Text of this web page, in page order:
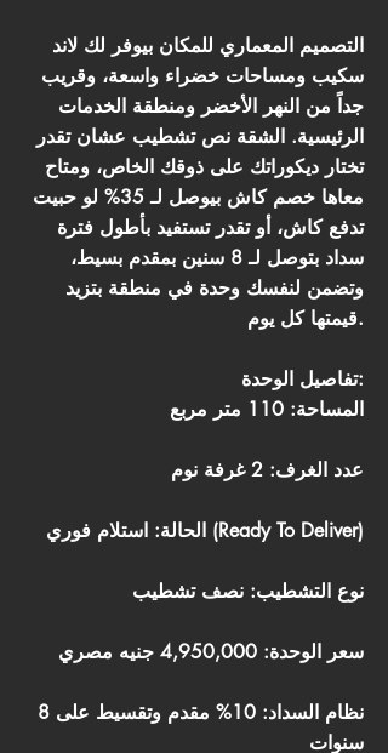
التصميم المعماري للمكان بيوفر لك لاند
سكيب ومساحات خضراء واسعة، وقريب
جداً من النهر الأخضر ومنطقة الخدمات
الرئيسية. الشقة نص تشطيب عشان تقدر
تختار ديكوراتك على ذوقك الخاص، ومتاح
معاها خصم كاش بيوصل لـ 35% لو حبيت
تدفع كاش، أو تقدر تستفيد بأطول فترة
سداد بتوصل لـ 8 سنين بمقدم بسيط،
وتضمن لنفسك وحدة في منطقة بتزيد
قيمتها كل يوم.
تفاصيل الوحدة:
المساحة: 110 متر مربع
عدد الغرف: 2 غرفة نوم
الحالة: استلام فوري (Ready To Deliver)
نوع التشطيب: نصف تشطيب
سعر الوحدة: 4,950,000 جنيه مصري
نظام السداد: 10% مقدم وتقسيط على 8
سنوات